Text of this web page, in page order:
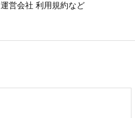
運営会社 利用規約など